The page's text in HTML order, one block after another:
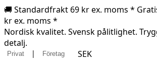
🚚 Standardfrakt 69 kr ex. moms *
kr ex. moms *
Nordisk kvalitet. Svensk pålitlighet.
detalj.
Privat | Företag
SEK